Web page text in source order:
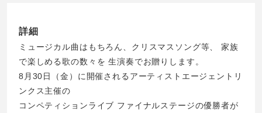
詳細
ミュージカル曲はもちろん、クリスマスソング等、 家族
で楽しめる歌の数々を 生演奏でお贈りします。
8月30日（金）に開催されるアーティストエージェントリ
ンクス主催の
コンペティションライブ ファイナルステージの優勝者が